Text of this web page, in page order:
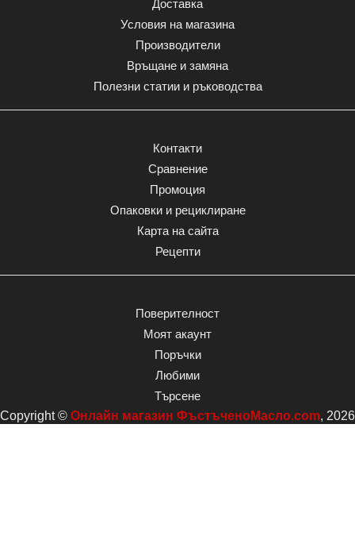
Доставка
Условия на магазина
Производители
Връщане и замяна
Полезни статии и ръководства
Контакти
Сравнение
Промоция
Опаковки и рециклиране
Карта на сайта
Рецепти
Поверителност
Моят акаунт
Поръчки
Любими
Търсене
Copyright © Онлайн магазин ФъстъченоМасло.com, 2026